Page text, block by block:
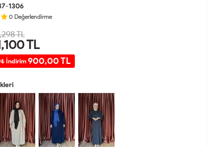
1306
0 Değerlendirme
TL
TL
İndirim 900,00 TL